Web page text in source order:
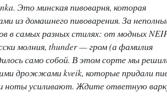
Это минская пивоварня, которая
из домашнего пивоварения. За
в самых разных стилях: от модных
молния, thunder — гром (а фамилия
само собой. В этом сорте мы
дрожжами kveik, которые придали
ноты усиливают. Ждите ответную